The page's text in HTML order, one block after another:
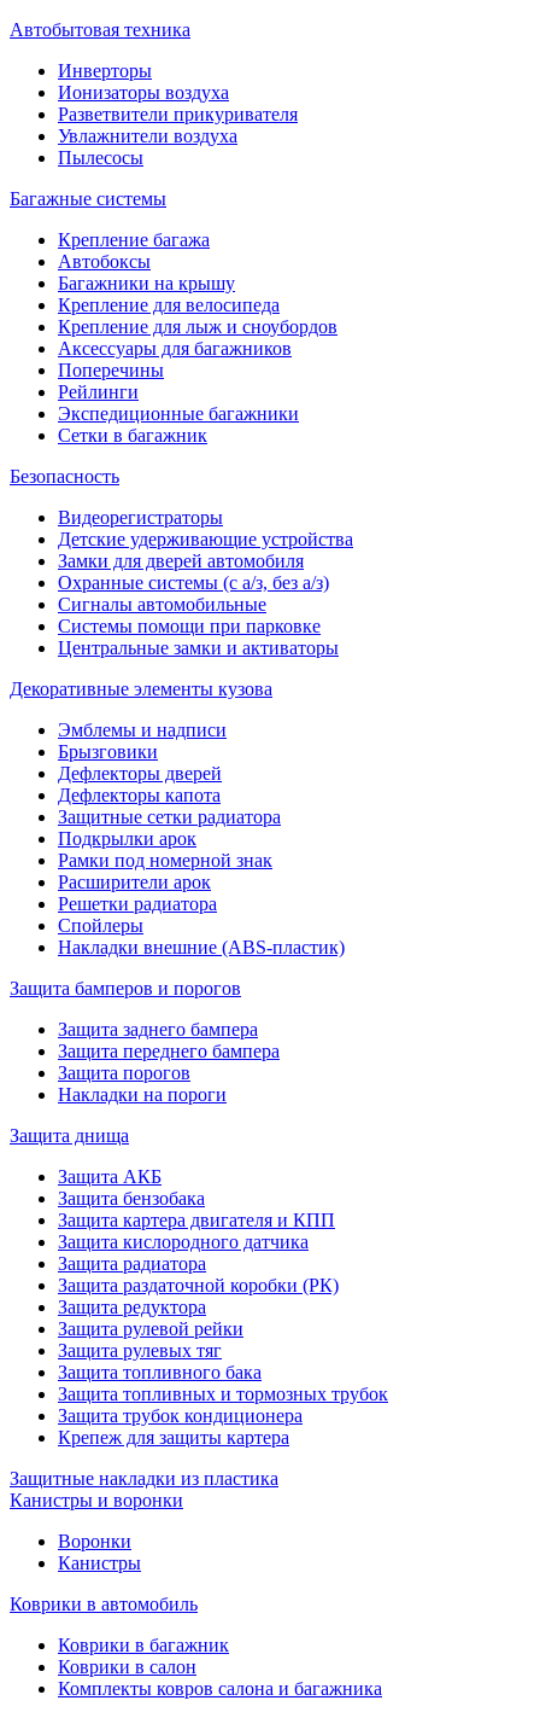
Автобытовая техника
Инверторы
Ионизаторы воздуха
Разветвители прикуривателя
Увлажнители воздуха
Пылесосы
Багажные системы
Крепление багажа
Автобоксы
Багажники на крышу
Крепление для велосипеда
Крепление для лыж и сноубордов
Аксессуары для багажников
Поперечины
Рейлинги
Экспедиционные багажники
Сетки в багажник
Безопасность
Видеорегистраторы
Детские удерживающие устройства
Замки для дверей автомобиля
Охранные системы (с а/з, без а/з)
Сигналы автомобильные
Системы помощи при парковке
Центральные замки и активаторы
Декоративные элементы кузова
Эмблемы и надписи
Брызговики
Дефлекторы дверей
Дефлекторы капота
Защитные сетки радиатора
Подкрылки арок
Рамки под номерной знак
Расширители арок
Решетки радиатора
Спойлеры
Накладки внешние (ABS-пластик)
Защита бамперов и порогов
Защита заднего бампера
Защита переднего бампера
Защита порогов
Накладки на пороги
Защита днища
Защита АКБ
Защита бензобака
Защита картера двигателя и КПП
Защита кислородного датчика
Защита радиатора
Защита раздаточной коробки (РК)
Защита редуктора
Защита рулевой рейки
Защита рулевых тяг
Защита топливного бака
Защита топливных и тормозных трубок
Защита трубок кондиционера
Крепеж для защиты картера
Защитные накладки из пластика
Канистры и воронки
Воронки
Канистры
Коврики в автомобиль
Коврики в багажник
Коврики в салон
Комплекты ковров салона и багажника